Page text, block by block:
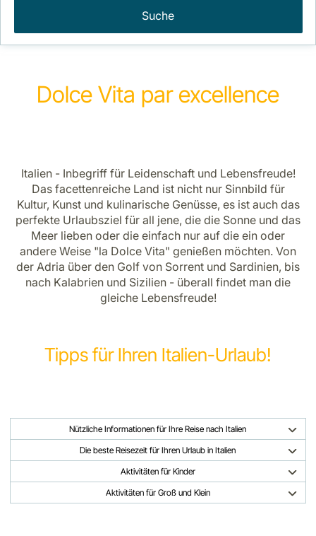
Suche
Dolce Vita par excellence
Italien - Inbegriff für Leidenschaft und Lebensfreude!
Das facettenreiche Land ist nicht nur Sinnbild für
Kultur, Kunst und kulinarische Genüsse, es ist auch das
perfekte Urlaubsziel für all jene, die die Sonne und das
Meer lieben oder die einfach nur auf die ein oder
andere Weise "la Dolce Vita" genießen möchten. Von
der Adria über den Golf von Sorrent und Sardinien, bis
nach Kalabrien und Sizilien - überall findet man die
gleiche Lebensfreude!
Tipps für Ihren Italien-Urlaub!
Nützliche Informationen für Ihre Reise nach Italien
Die beste Reisezeit für Ihren Urlaub in Italien
Aktivitäten für Kinder
Aktivitäten für Groß und Klein